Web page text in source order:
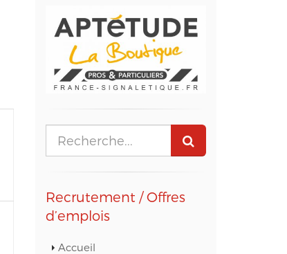
Recrutement / Offres
d’emplois
Accueil